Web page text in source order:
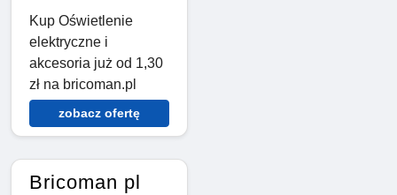
Kup Oświetlenie
elektryczne i
akcesoria już od 1,30
zł na bricoman.pl
zobacz ofertę
Bricoman pl